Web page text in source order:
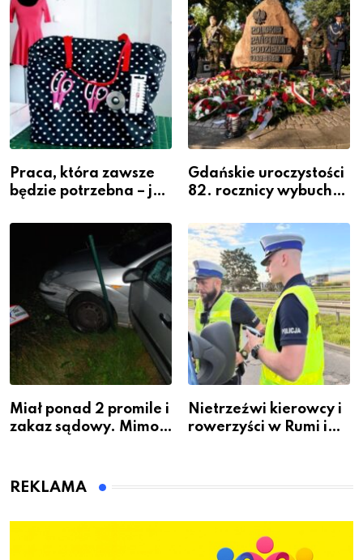
Powiatowej
Praca, która zawsze
będzie potrzebna – jak
zawodem przyszłości i
gdzie się go nauczyć?
Gdańskie uroczystości
82. rocznicy wybuchu
Warszawskiego
Miał ponad 2 promile i
zakaz sądowy. Mimo
Bolszewie i uderzył w
Nietrzeźwi kierowcy i
rowerzyści w Rumi i
REKLAMA